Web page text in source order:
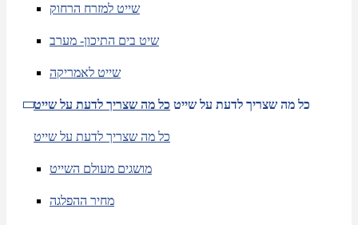
שייט למזרח הרחוק
שיט בים התיכון- מערב
שייט לאמריקה
כל מה שצריך לדעת על שייט כל מה שצריך לדעת על שייט
כל מה שצריך לדעת על שייט
מושגים מעולם השייט
מחיר ההפלגה